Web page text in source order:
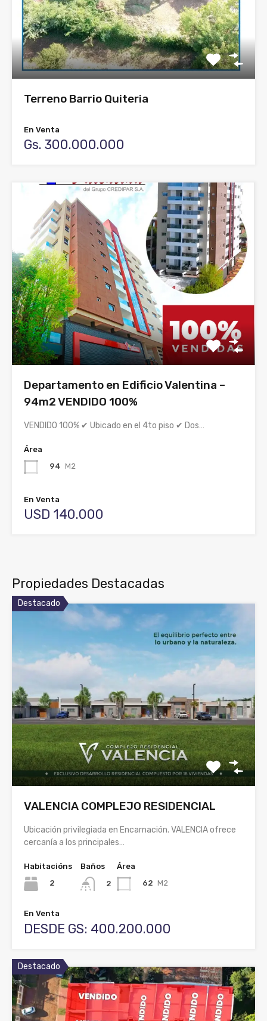
Terreno Barrio Quiteria
En Venta
Gs. 300.000.000
Departamento en Edificio Valentina –
94m2 VENDIDO 100%
VENDIDO 100% ✔ Ubicado en el 4to piso ✔ Dos…
Área
94 M2
En Venta
USD 140.000
Propiedades Destacadas
Destacado
VALENCIA COMPLEJO RESIDENCIAL
Ubicación privilegiada en Encarnación. VALENCIA ofrece
cercanía a los principales…
Habitacións
2
Baños
2
Área
62 M2
En Venta
DESDE GS: 400.200.000
Destacado